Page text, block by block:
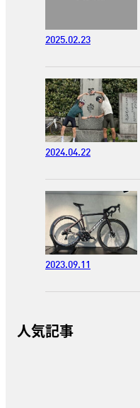
2025.02.23
2024.04.22
2023.09.11
人気記事